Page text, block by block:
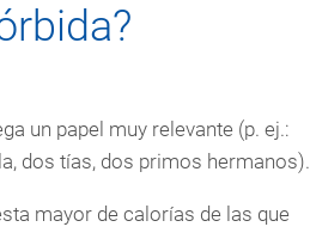
un papel muy relevante (p. ej.:
dos tías, dos primos hermanos).
mayor de calorías de las que